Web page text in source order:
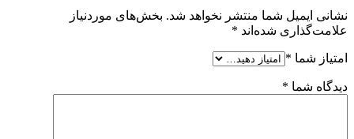
نشانی ایمیل شما منتشر نخواهد شد. بخش‌های موردنیاز
علامت‌گذاری شده‌اند *
امتیاز شما *
دیدگاه شما *